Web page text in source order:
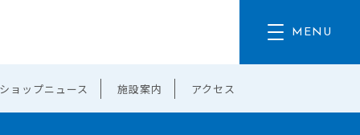
ショップニュース 施設案内 アクセス